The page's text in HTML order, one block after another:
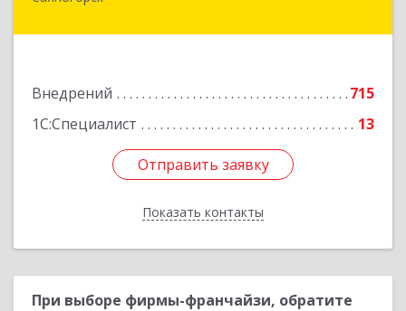
Внедрений
715
1С:Специалист
13
Отправить заявку
Показать контакты
Отправить заявку
Назад
При выборе фирмы-франчайзи, обратите